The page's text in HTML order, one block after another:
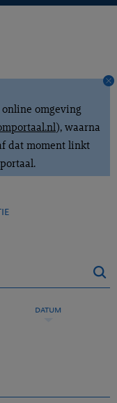
omgeving
), waarna
dat moment linkt
datum